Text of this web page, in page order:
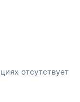
отсутствует